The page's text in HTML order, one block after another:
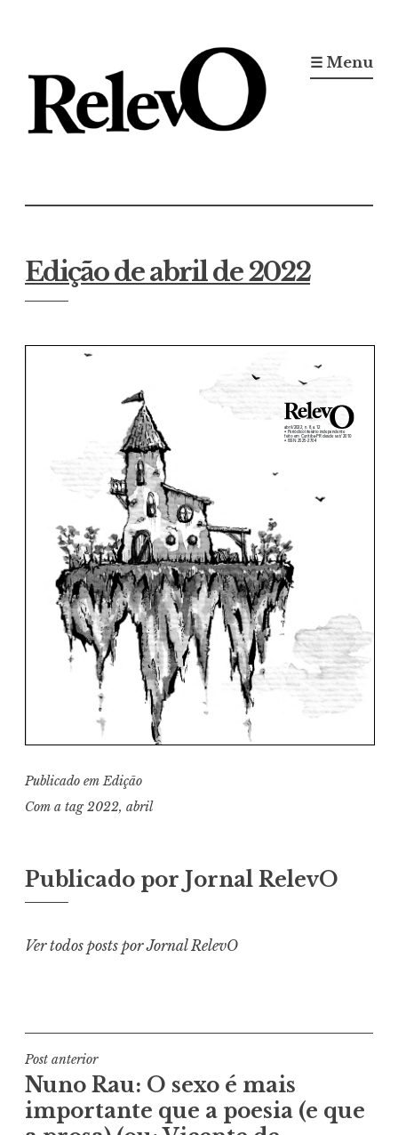
conteúdo
☰ Menu
Edição de abril de 2022
Publicado emEdição
Com a tag2022, abril
Publicado por Jornal RelevO
Ver todos posts por Jornal RelevO
Navegação
de
Post
Post anterior
Nuno Rau: O sexo é mais
importante que a poesia (e que